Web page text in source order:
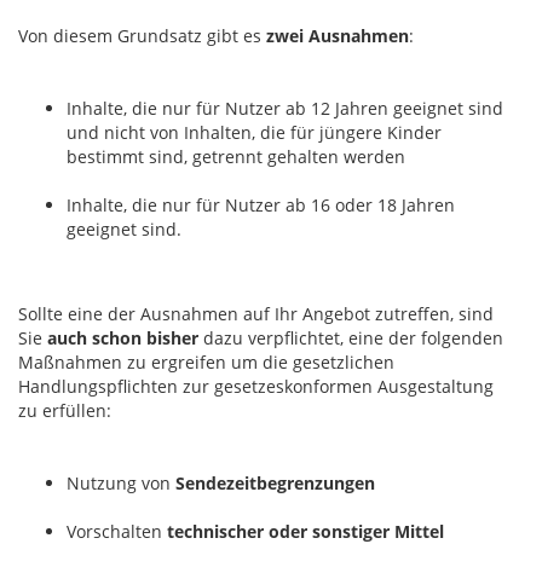
Von diesem Grundsatz gibt es zwei Ausnahmen:
Inhalte, die nur für Nutzer ab 12 Jahren geeignet sind
und nicht von Inhalten, die für jüngere Kinder
bestimmt sind, getrennt gehalten werden
Inhalte, die nur für Nutzer ab 16 oder 18 Jahren
geeignet sind.
Sollte eine der Ausnahmen auf Ihr Angebot zutreffen, sind
Sie auch schon bisher dazu verpflichtet, eine der folgenden
Maßnahmen zu ergreifen um die gesetzlichen
Handlungspflichten zur gesetzeskonformen Ausgestaltung
zu erfüllen:
Nutzung von Sendezeitbegrenzungen
Vorschalten technischer oder sonstiger Mittel